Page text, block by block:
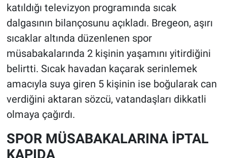
katıldığı televizyon programında sıcak
dalgasının bilançosunu açıkladı. Bregeon, aşırı
sıcaklar altında düzenlenen spor
müsabakalarında 2 kişinin yaşamını yitirdiğini
belirtti. Sıcak havadan kaçarak serinlemek
amacıyla suya giren 5 kişinin ise boğularak can
verdiğini aktaran sözcü, vatandaşları dikkatli
olmaya çağırdı.
SPOR MÜSABAKALARINA İPTAL
KAPIDA